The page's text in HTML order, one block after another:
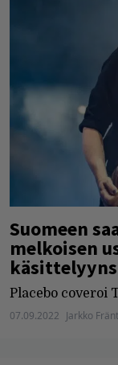
Suomeen
melkoisen
Placebo coveroi
07.09.2022 Jarkko